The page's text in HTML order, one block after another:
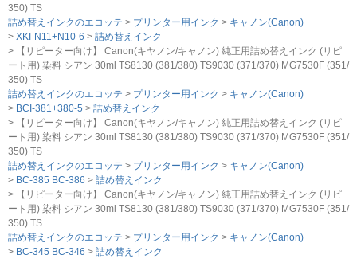
350) TS
詰め替えインクのエコッテ
プリンター用インク
キャノン(Canon)
XKI-N11+N10-6
詰め替えインク
【リピーター向け】 Canon(キヤノン/キャノン) 純正用詰め替えインク (リピ
ート用) 染料 シアン 30ml TS8130 (381/380) TS9030 (371/370) MG7530F (351/
350) TS
詰め替えインクのエコッテ
プリンター用インク
キャノン(Canon)
BCI-381+380-5
詰め替えインク
【リピーター向け】 Canon(キヤノン/キャノン) 純正用詰め替えインク (リピ
ート用) 染料 シアン 30ml TS8130 (381/380) TS9030 (371/370) MG7530F (351/
350) TS
詰め替えインクのエコッテ
プリンター用インク
キャノン(Canon)
BC-385 BC-386
詰め替えインク
【リピーター向け】 Canon(キヤノン/キャノン) 純正用詰め替えインク (リピ
ート用) 染料 シアン 30ml TS8130 (381/380) TS9030 (371/370) MG7530F (351/
350) TS
詰め替えインクのエコッテ
プリンター用インク
キャノン(Canon)
BC-345 BC-346
詰め替えインク